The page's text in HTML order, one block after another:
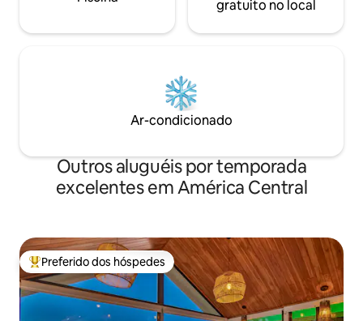
gratuito no local
Ar-condicionado
Outros aluguéis por temporada
excelentes em América Central
Entre os melhores preferidos dos hóspedes
Preferido dos hóspedes